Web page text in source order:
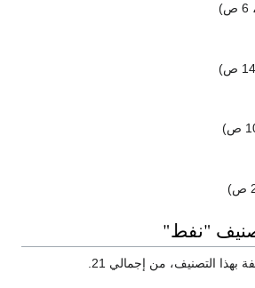
"نفط"